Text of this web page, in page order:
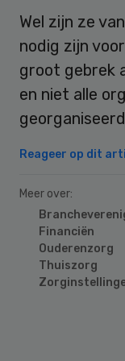
Wel zijn ze
nodig zijn
groot gebrek
en niet alle
Reageer op dit
Meer over:
Financiën
Ouderenzorg
Thuiszorg